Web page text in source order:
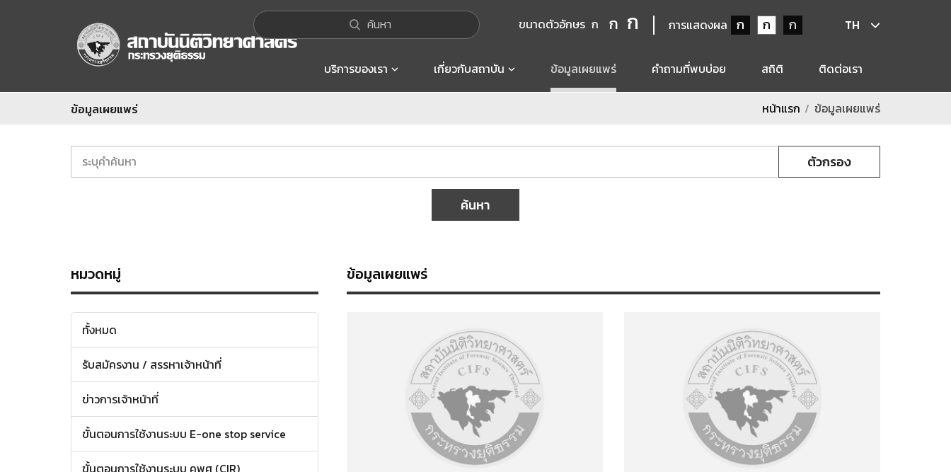
ค้นหา ขนาดตัวอักษร ก ก ก การแสดงผล ก ก ก TH
บริการของเรา เกี่ยวกับสถาบัน ข้อมูลเผยแพร่ คำถามที่พบบ่อย สถิติ ติดต่อเรา
ข้อมูลเผยแพร่ หน้าแรก ข้อมูลเผยแพร่
ตัวกรอง
ค้นหา
หมวดหมู่
ทั้งหมด
รับสมัครงาน / สรรหาเจ้าหน้าที่
ข่าวการเจ้าหน้าที่
ขั้นตอนการใช้งานระบบ E-one stop service
ขั้นตอนการใช้งานระบบ คพศ (CIR)
ข้อมูลเผยแพร่